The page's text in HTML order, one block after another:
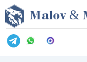
Malov &